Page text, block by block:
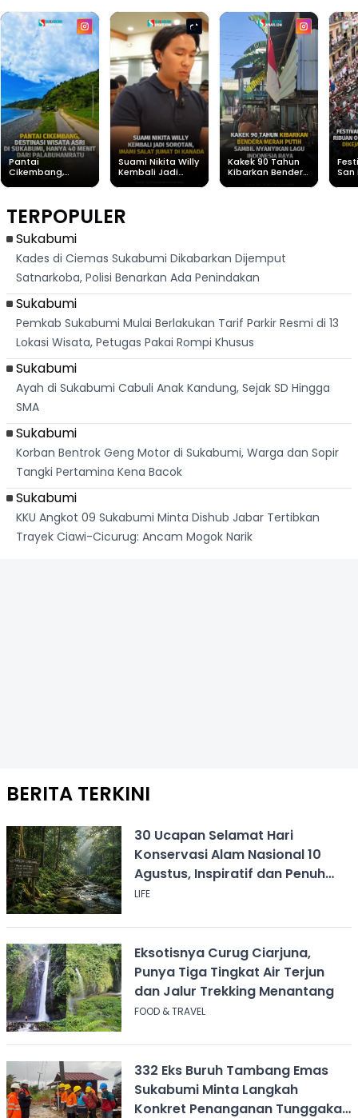
Pantai
Cikembang,
Dari
Palabuhanratu
Suami Nikita Willy
Kembali Jadi
Kakek 90 Tahun
Kibarkan Bendera
San
TERPOPULER
Sukabumi
Kades di Ciemas Sukabumi Dikabarkan Dijemput
Satnarkoba, Polisi Benarkan Ada Penindakan
Sukabumi
Pemkab Sukabumi Mulai Berlakukan Tarif Parkir Resmi di 13
Lokasi Wisata, Petugas Pakai Rompi Khusus
Sukabumi
Ayah di Sukabumi Cabuli Anak Kandung, Sejak SD Hingga
SMA
Sukabumi
Korban Bentrok Geng Motor di Sukabumi, Warga dan Sopir
Tangki Pertamina Kena Bacok
Sukabumi
KKU Angkot 09 Sukabumi Minta Dishub Jabar Tertibkan
Trayek Ciawi-Cicurug: Ancam Mogok Narik
BERITA TERKINI
30 Ucapan Selamat Hari
Konservasi Alam Nasional 10
Agustus, Inspiratif dan Penuh
Pesan
LIFE
Eksotisnya Curug Ciarjuna,
Punya Tiga Tingkat Air Terjun
dan Jalur Trekking Menantang
FOOD & TRAVEL
332 Eks Buruh Tambang Emas
Sukabumi Minta Langkah
Konkret Penanganan Tunggakan